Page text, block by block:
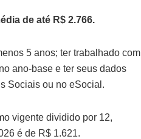
de até R$ 2.766.
5 anos; ter trabalhado com
ano-base e ter seus dados
Sociais ou no eSocial.
vigente dividido por 12,
é de R$ 1.621.